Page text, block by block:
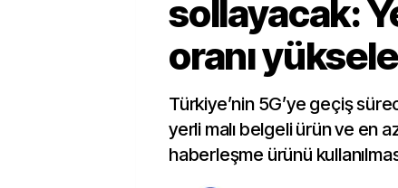
sollayacak:
oranı
Türkiye’nin 5G’ye geçiş
yerli malı belgeli ürün ve en
haberleşme ürünü